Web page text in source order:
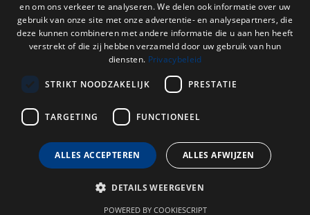
Openingstijden
Nieuwsbrief
en om ons verkeer te analyseren. We delen ook informatie over uw
gebruik van onze site met onze advertentie- en analysepartners, die
deze kunnen combineren met andere informatie die u aan hen heeft
verstrekt of die zij hebben verzameld door uw gebruik van hun
diensten. Privacybeleid
STRIKT NOODZAKELIJK PRESTATIE
TARGETING FUNCTIONEEL
ALLES ACCEPTEREN ALLES AFWIJZEN
DETAILS WEERGEVEN
POWERED BY COOKIESCRIPT